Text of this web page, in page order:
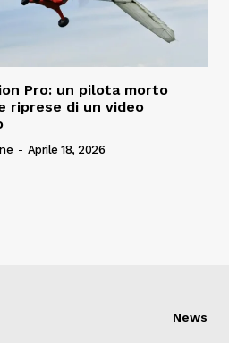
Pro: un pilota morto
riprese di un video
- Aprile 18, 2026
News